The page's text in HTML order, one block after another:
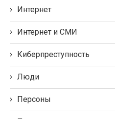
Интернет
Интернет и СМИ
Киберпреступность
Люди
Персоны